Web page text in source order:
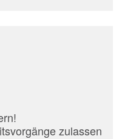
zulassen